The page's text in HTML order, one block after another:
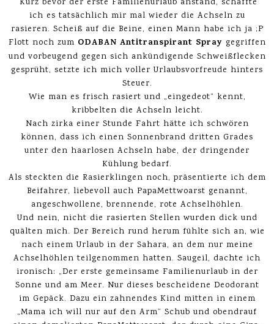
ich es tatsächlich mir mal wieder die Achseln zu
rasieren. Scheiß auf die Beine, einen Mann habe ich ja ;P
Flott noch zum ODABAN Antitranspirant Spray gegriffen
und vorbeugend gegen sich ankündigende Schweißflecken
gesprüht, setzte ich mich voller Urlaubsvorfreude hinters
Steuer.
Wie man es frisch rasiert und „eingedeot“ kennt,
kribbelten die Achseln leicht.
Nach zirka einer Stunde Fahrt hätte ich schwören
können, dass ich einen Sonnenbrand dritten Grades
unter den haarlosen Achseln habe, der dringender
Kühlung bedarf.
Als steckten die Rasierklingen noch, präsentierte ich dem
Beifahrer, liebevoll auch PapaMettwoarst genannt,
angeschwollene, brennende, rote Achselhöhlen.
Und nein, nicht die rasierten Stellen wurden dick und
quälten mich. Der Bereich rund herum fühlte sich an, wie
nach einem Urlaub in der Sahara, an dem nur meine
Achselhöhlen teilgenommen hatten. Saugeil, dachte ich
ironisch: „Der erste gemeinsame Familienurlaub in der
Sonne und am Meer. Nur dieses bescheidene Deodorant
im Gepäck. Dazu ein zahnendes Kind mitten in einem
„Mama ich will nur auf den Arm“ Schub und obendrauf